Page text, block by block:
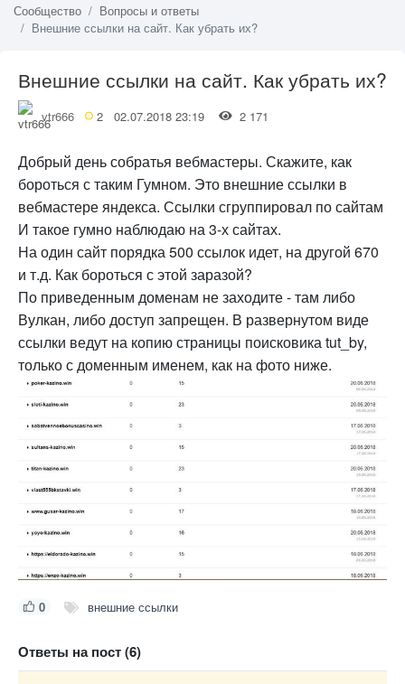
Сообщество
Вопросы и ответы
Внешние ссылки на сайт. Как убрать их?
Внешние ссылки на сайт. Как убрать их?
vtr666 2 02.07.2018 23:19 2 171
Добрый день собратья вебмастеры. Скажите, как
бороться с таким Гумном. Это внешние ссылки в
вебмастере яндекса. Ссылки сгруппировал по сайтам
И такое гумно наблюдаю на 3-х сайтах.
На один сайт порядка 500 ссылок идет, на другой 670
и т.д. Как бороться с этой заразой?
По приведенным доменам не заходите - там либо
Вулкан, либо доступ запрещен. В развернутом виде
ссылки ведут на копию страницы поисковика tut_by,
только с доменным именем, как на фото ниже.
0 внешние ссылки
Ответы на пост (6)